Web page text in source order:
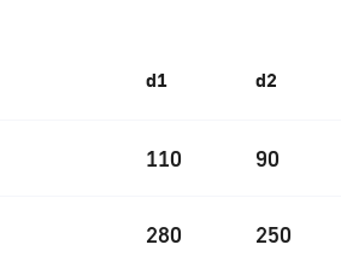
d1 d2
110 90
280 250